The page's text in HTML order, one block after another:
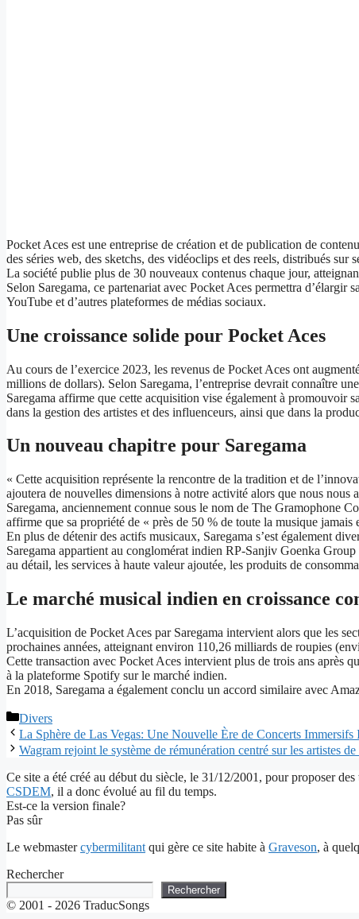
Pocket Aces est une entreprise de création et de publication de
des séries web, des sketchs, des vidéoclips et des reels, distribués
La société publie plus de 30 nouveaux contenus chaque jour,
Selon Saregama, ce partenariat avec Pocket Aces permettra
YouTube et d’autres plateformes de médias sociaux.
Une croissance solide pour Pocket Aces
Au cours de l’exercice 2023, les revenus de Pocket Aces ont
millions de dollars). Selon Saregama, l’entreprise devrait connaître
Saregama affirme que cette acquisition vise également à promouvoir
dans la gestion des artistes et des influenceurs, ainsi que dans la
Un nouveau chapitre pour Saregama
« Cette acquisition représente la rencontre de la tradition et de
ajoutera de nouvelles dimensions à notre activité alors que nous nous
Saregama, anciennement connue sous le nom de The Gramophone
affirme que sa propriété de « près de 50 % de toute la musique
En plus de détenir des actifs musicaux, Saregama s’est également
Saregama appartient au conglomérat indien RP-Sanjiv Goenka
au détail, les services à haute valeur ajoutée, les produits de
Le marché musical indien en croissance
L’acquisition de Pocket Aces par Saregama intervient alors que les
prochaines années, atteignant environ 110,26 milliards de roupies
Cette transaction avec Pocket Aces intervient plus de trois ans après
à la plateforme Spotify sur le marché indien.
En 2018, Saregama a également conclu un accord similaire avec
Catégories
Divers
La Sphère de Las Vegas: Une Nouvelle Ère de Concerts Immersifs
Wagram rejoint le système de rémunération centré sur les artistes
Ce site a été créé au début du siècle, le 31/12/2001, pour proposer
CSDEM, il a donc évolué au fil du temps.
Est-ce la version finale?
Pas sûr
Le webmastercybermilitant qui gère ce site habite à Graveson, à
Rechercher
Rechercher
© 2001 - 2026 TraducSongs